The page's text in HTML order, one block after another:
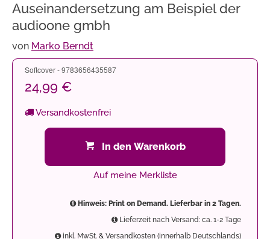
Auseinandersetzung am Beispiel der
audioone gmbh
von Marko Berndt
Softcover - 9783656435587
24,99 €
Versandkostenfrei
In den Warenkorb
Auf meine Merkliste
Hinweis: Print on Demand. Lieferbar in 2 Tagen.
Lieferzeit nach Versand: ca. 1-2 Tage
inkl. MwSt. & Versandkosten (innerhalb Deutschlands)